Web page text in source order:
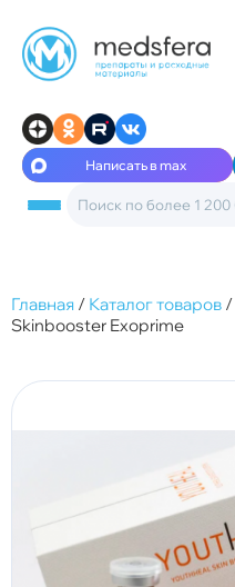
Написать в max
Главная / Каталог товаров /
Skinbooster Exoprime